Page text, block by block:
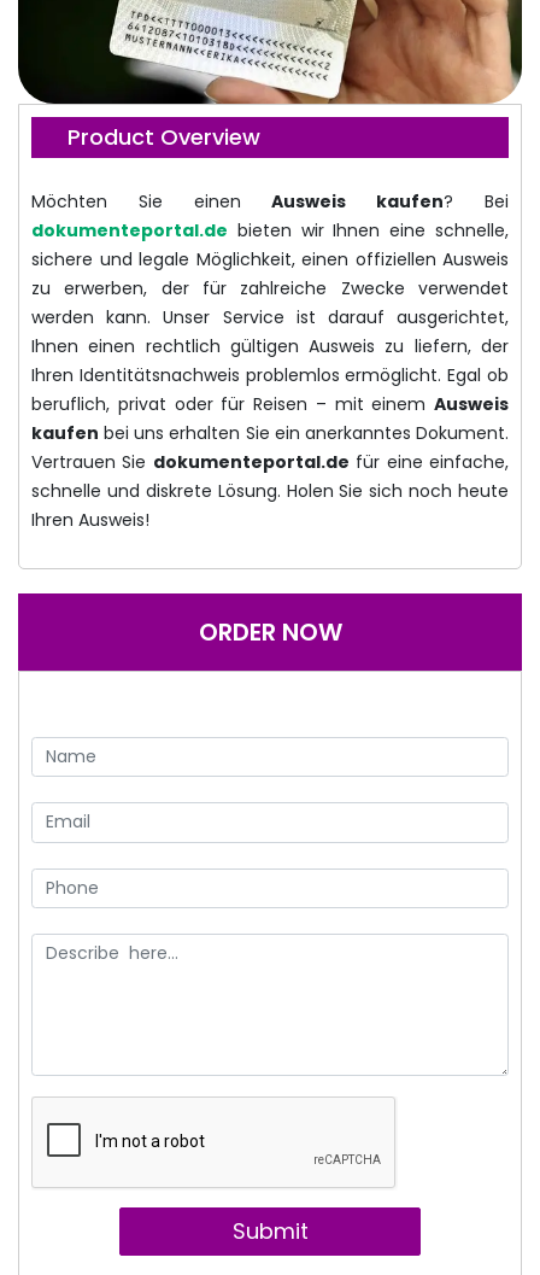
Product Overview
Möchten Sie einenAusweis kaufen? Bei
dokumenteportal.de bieten wir Ihnen eine schnelle,
sichere und legale Möglichkeit, einen offiziellen Ausweis
zu erwerben, der für zahlreiche Zwecke verwendet
werden kann. Unser Service ist darauf ausgerichtet,
Ihnen einen rechtlich gültigen Ausweis zu liefern, der
Ihren Identitätsnachweis problemlos ermöglicht. Egal ob
beruflich, privat oder für Reisen – mit einem Ausweis
kaufen bei uns erhalten Sie ein anerkanntes Dokument.
Vertrauen Sie dokumenteportal.de für eine einfache,
schnelle und diskrete Lösung. Holen Sie sich noch heute
Ihren Ausweis!
ORDER NOW
Submit